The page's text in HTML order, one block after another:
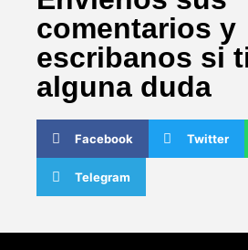
comentarios y
escribanos si
alguna duda
Facebook Twitter
Telegram